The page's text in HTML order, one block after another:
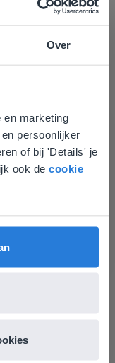
Over
en marketing
persoonlijker
of bij 'Details' je
ook de cookie
!
11
6
misschien
gaat. Hier